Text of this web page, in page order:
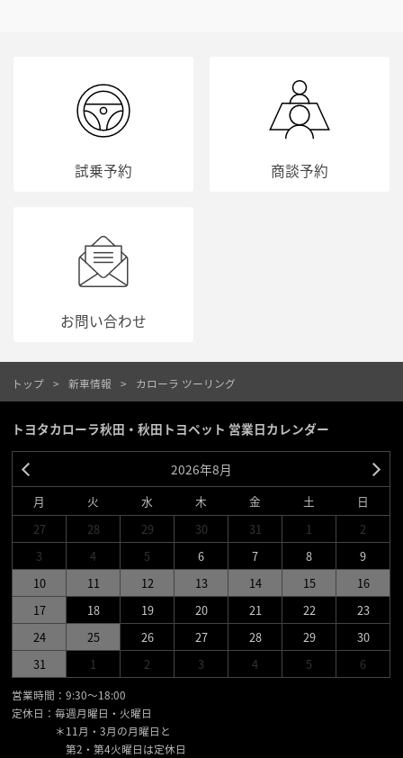
試乗予約 商談予約
お問い合わせ
トップ 新車情報 カローラ ツーリング
トヨタカローラ秋田・秋田トヨペット 営業日カレンダー
2026年8月
月 火 水 木 金 土
日
27
28 29 30 31 1
2
3
4 5 6 7 8
9
10
11 12 13 14 15
16
17
18 19 20 21 22
23
24
25 26 27 28 29
30
31
1 2 3 4 5 6
営業時間：9:30〜18:00
定休日：毎週月曜日・火曜日
＊11月・3月の月曜日と
第2・第4火曜日は定休日